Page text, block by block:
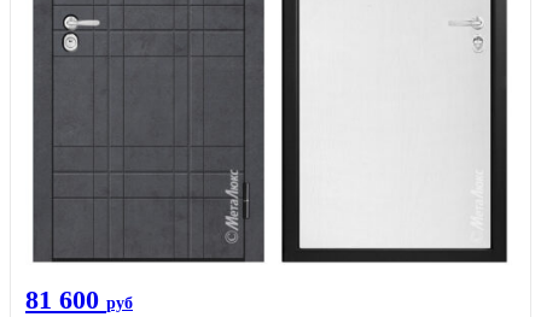
81 600 руб